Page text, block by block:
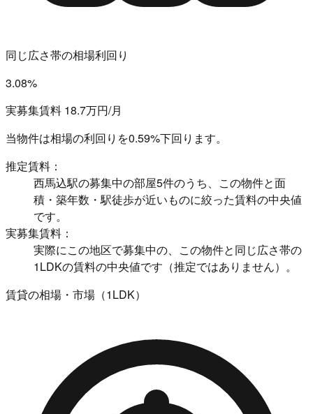
同じ広さ帯の相場利回り
3.08%
実募集賃料 18.7万円/月
当物件は相場の利回りを0.59%下回ります。
推定賃料：
西馬込駅の募集中の部屋5件のうち、この物件と面
積・築年数・駅徒歩が近いものに絞った賃料の中央値
です。
実募集賃料：
実際にこの地区で募集中の、この物件と同じ広さ帯の
1LDKの賃料の中央値です（推定ではありません）。
賃貸の相場・市場（1LDK）